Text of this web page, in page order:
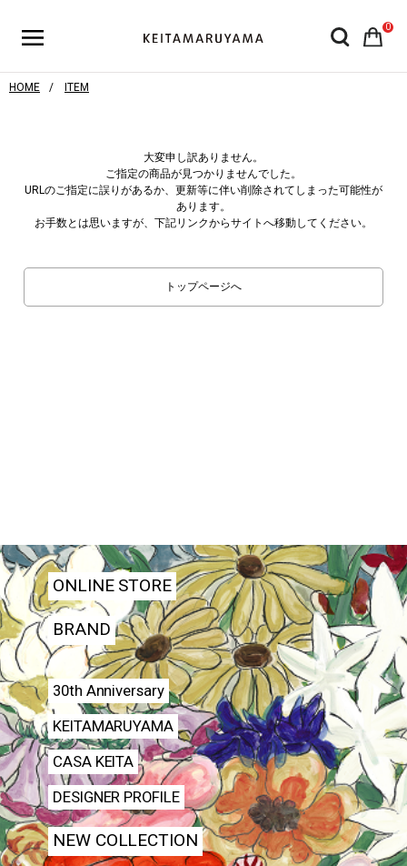
0
HOME ITEM
大変申し訳ありません。
ご指定の商品が見つかりませんでした。
URLのご指定に誤りがあるか、更新等に伴い削除されてしまった可能性が
あります。
お手数とは思いますが、下記リンクからサイトへ移動してください。
トップページへ
ONLINE STORE
BRAND
30th Anniversary
KEITAMARUYAMA
CASA KEITA
DESIGNER PROFILE
NEW COLLECTION